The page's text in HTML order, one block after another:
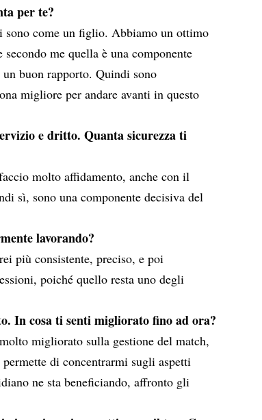
per te?
sono come un figlio. Abbiamo un ottimo
me quella è una componente
un buon rapporto. Quindi sono
migliore per andare avanti in questo
e dritto. Quanta sicurezza ti
molto affidamento, anche con il
sì, sono una componente decisiva del
lavorando?
più consistente, preciso, e poi
poiché quello resta uno degli
In cosa ti senti migliorato fino ad ora?
migliorato sulla gestione del match,
di concentrarmi sugli aspetti
ne sta beneficiando, affronto gli